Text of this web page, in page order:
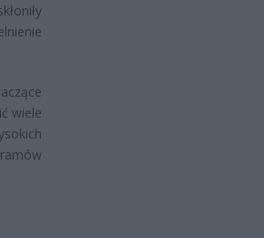
wiele